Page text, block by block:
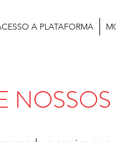
A PLATAFORMA